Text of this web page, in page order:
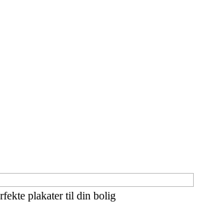
plakater til din bolig